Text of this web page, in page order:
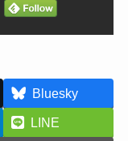
Bluesky
LINE